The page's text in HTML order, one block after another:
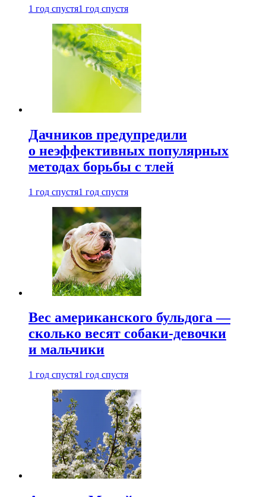
1 год спустя1 год спустя
Дачников предупредили
о неэффективных популярных
методах борьбы с тлей
1 год спустя1 год спустя
Вес американского бульдога —
сколько весят собаки-девочки
и мальчики
1 год спустя1 год спустя